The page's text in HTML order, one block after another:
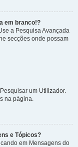
em branco!?
a Pesquisa Avançada
secções onde possam
um Utilizador.
na página.
e Tópicos?
em Mensagens do